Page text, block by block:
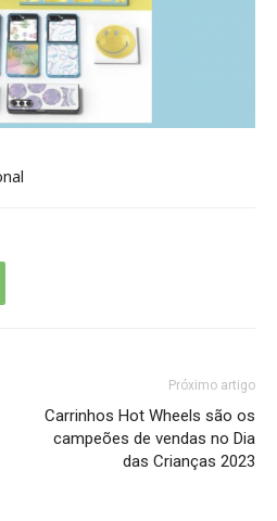
Próximo artigo
Carrinhos Hot Wheels são os
campeões de vendas no Dia
das Crianças 2023